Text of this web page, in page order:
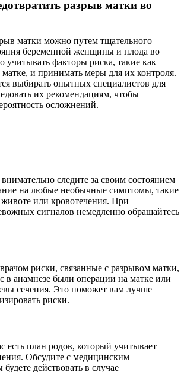
разрыв матки во
матки можно путем тщательного
беременной женщины и плода во
учитывать факторы риска, такие как
и принимать меры для их контроля.
выбирать опытных специалистов для
их рекомендациям, чтобы
осложнений.
следите за своим состоянием
на любые необычные симптомы, такие
животе или кровотечения. При
сигналов немедленно обращайтесь
риски, связанные с разрывом матки,
в анамнезе были операции на матке или
сечения. Это поможет вам лучше
риски.
есть план родов, который учитывает
Обсудите с медицинским
действовать в случае